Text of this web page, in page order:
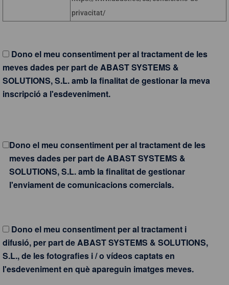
privacitat/
Dono el meu consentiment per al tractament de les
meves dades per part de ABAST SYSTEMS &
SOLUTIONS, S.L. amb la finalitat de gestionar la meva
inscripció a l'esdeveniment.
Dono el meu consentiment per al tractament de les
meves dades per part de ABAST SYSTEMS &
SOLUTIONS, S.L. amb la finalitat de gestionar
l'enviament de comunicacions comercials.
Dono el meu consentiment per al tractament i
difusió, per part de ABAST SYSTEMS & SOLUTIONS,
S.L., de les fotografies i / o vídeos captats en
l'esdeveniment en què apareguin imatges meves.